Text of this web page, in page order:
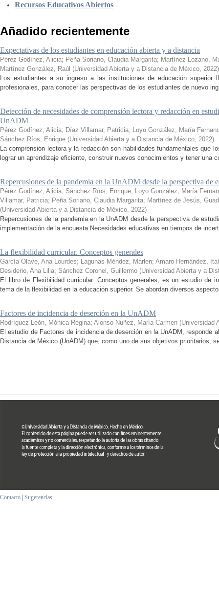
Recursos Educativos Abiertos
Añadido recientemente
Expectativas de los estudiantes en educación abierta y a distancia
Pérez Godínez, Alicia; Peña Soriano, Claudia Margarita; Martínez Lozano,
Martínez González, Raúl (Universidad Abierta y a Distancia de México, 2022)
Los estudiantes a su ingreso a las instituciones de educación superior
profesionales, para conocer las perspectivas de los estudiantes de nuevo
Detección de necesidades de comprensión lectora y redacción en
UnADM
Pérez Godínez, Alicia; Díaz Villamar, Patricia; Loyo González, María
Sánchez Ríos, Enrique (Universidad Abierta y a Distancia de México, 2022)
La comprensión lectora y la redacción son habilidades fundamentales que
lograr un aprendizaje eficiente, construir nuevos conocimientos y tener una
Repercusiones de la pandemia en la UnADM desde la perspectiva de
Pérez Godínez, Alicia; Sánchez Ríos, Enrique; Loyo González, María
Villamar, Patricia; Peña Soriano, Claudia Margarita; Martínez de Jesús,
(Universidad Abierta y a Distancia de México, 2022)
Repercusiones de la pandemia en la UnADM desde la perspectiva de
implementación de la encuesta Necesidades educativas en tiempos de
La flexibilidad curricular. Conceptos generales
García Olave, Ana Lourdes; Lagunas Méndez, Marlen; Amaro Hernández,
Desiderio, Ana Lilia; Sánchez Coronel, Guillermo (Universidad Abierta y a
El libro de Flexibilidad curricular. Conceptos generales, es un estudio de
tema de la flexibilidad en la educación superior. Se abordan diversos
Factores de incidencia de deserción en la UnADM
Rodríguez León, Mónica Regina; Alonso Nuñez, María Carmen (Universidad
El estudio de Factores de incidencia de deserción en la UnADM, responde
Distancia de México (UnADM) que, como uno de sus objetivos prioritarios,
Contacto Sugerencias